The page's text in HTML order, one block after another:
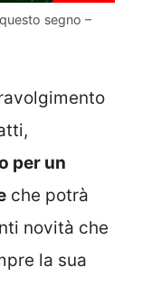
segno –
per un
che potrà
novità che
la sua